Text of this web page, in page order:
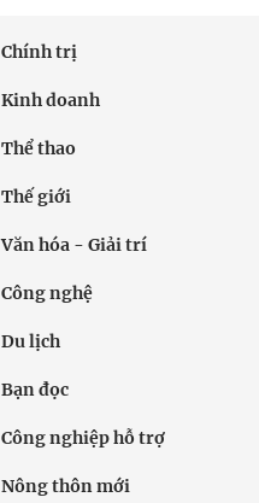
Chính trị
Kinh doanh
Thể thao
Thế giới
Văn hóa - Giải trí
Công nghệ
Du lịch
Bạn đọc
Công nghiệp hỗ trợ
Nông thôn mới